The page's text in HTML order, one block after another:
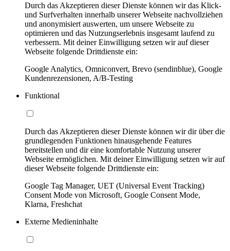
Durch das Akzeptieren dieser Dienste können wir das Klick-
und Surfverhalten innerhalb unserer Webseite nachvollziehen
und anonymisiert auswerten, um unsere Webseite zu
optimieren und das Nutzungserlebnis insgesamt laufend zu
verbessern. Mit deiner Einwilligung setzen wir auf dieser
Webseite folgende Drittdienste ein:
Google Analytics, Omniconvert, Brevo (sendinblue), Google
Kundenrezensionen, A/B-Testing
Funktional
Durch das Akzeptieren dieser Dienste können wir dir über die
grundlegenden Funktionen hinausgehende Features
bereitstellen und dir eine komfortable Nutzung unserer
Webseite ermöglichen. Mit deiner Einwilligung setzen wir auf
dieser Webseite folgende Drittdienste ein:
Google Tag Manager, UET (Universal Event Tracking)
Consent Mode von Microsoft, Google Consent Mode,
Klarna, Freshchat
Externe Medieninhalte